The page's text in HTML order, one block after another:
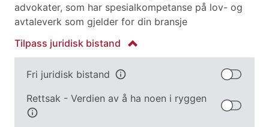
advokater, som har spesialkompetanse på lov- og
avtaleverk som gjelder for din bransje
Tilpass juridisk bistand
Fri juridisk bistand info
Rettsak - Verdien av å ha noen i ryggen
info